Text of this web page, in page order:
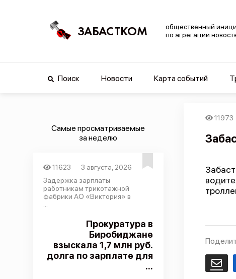
ЗАБАСТКОМ
общественный
по агрегации
Поиск Новости Карта событий
Самые просматриваемые
за неделю
11623
3 августа, 2026
Задержка зарплаты
работникам трикотажной
фабрики АО «Виктория» в
Прокуратура в
Биробиджане
взыскала 1,7 млн руб.
долга по зарплате для
...
11973
Email